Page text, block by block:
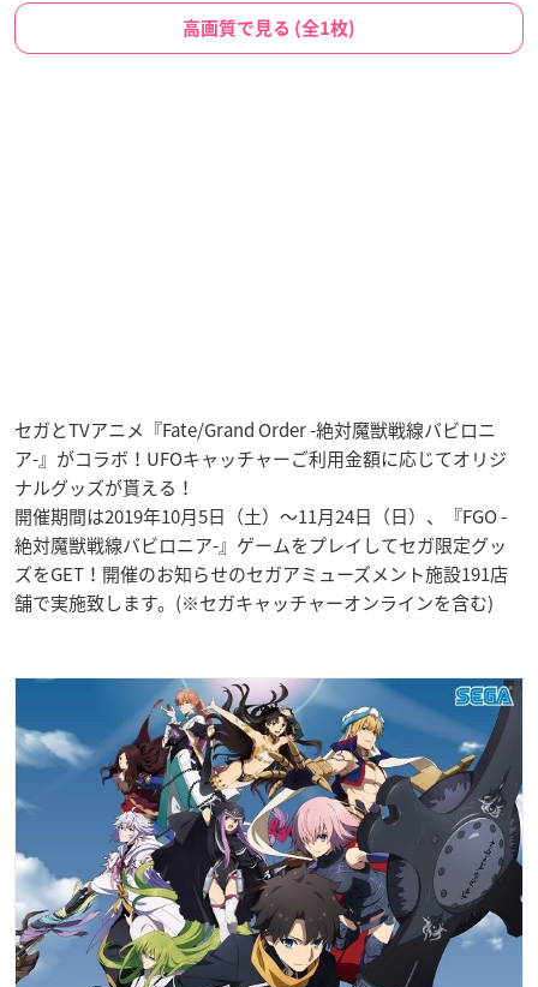
高画質で見る (全1枚)
セガとTVアニメ『Fate/Grand Order -絶対魔獣戦線バビロニ
ア-』がコラボ！UFOキャッチャーご利用金額に応じてオリジ
ナルグッズが貰える！
開催期間は2019年10月5日（土）～11月24日（日）、
『FGO -
絶対魔獣戦線バビロニア-』ゲームをプレイしてセガ限定グッ
ズをGET！開催のお知らせのセガアミューズメント施設191店
舗で実施致します。(※セガキャッチャーオンラインを含む)